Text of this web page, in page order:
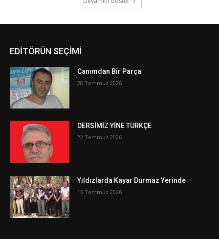
EDİTÖRÜN SEÇİMİ
Canımdan Bir Parça
28 Temmuz 2026
DERSİMİZ YİNE TÜRKÇE
22 Temmuz 2026
Yıldızlarda Kayar Durmaz Yerinde
16 Temmuz 2026